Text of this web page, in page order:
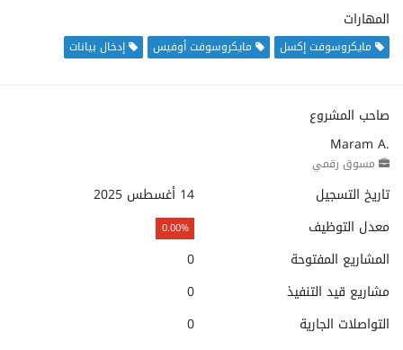
المهارات
مايكروسوفت إكسل مايكروسوفت أوفيس إدخال بيانات
صاحب المشروع
Maram A.
مسوق رقمي
تاريخ التسجيل
14 أغسطس 2025
معدل التوظيف
0.00%
المشاريع المفتوحة
0
مشاريع قيد التنفيذ
0
التواصلات الجارية
0